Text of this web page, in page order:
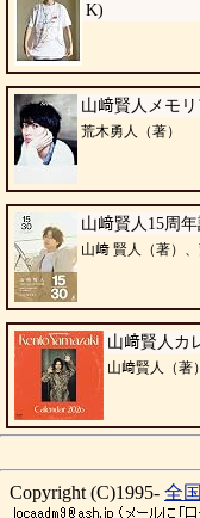
K)
山﨑賢人メモリ
荒木勇人（著）
山﨑賢人15周年
山﨑 賢人（著）、
山﨑賢人カ
山﨑賢人（著）
Copyright (C)1995- 全